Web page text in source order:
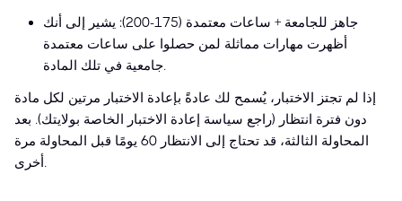
جاهز للجامعة + ساعات معتمدة (175-200): يشير إلى أنك
أظهرت مهارات مماثلة لمن حصلوا على ساعات معتمدة
جامعية في تلك المادة.
إذا لم تجتز الاختبار، يُسمح لك عادةً بإعادة الاختبار مرتين لكل مادة
دون فترة انتظار (راجع سياسة إعادة الاختبار الخاصة بولايتك). بعد
المحاولة الثالثة، قد تحتاج إلى الانتظار 60 يومًا قبل المحاولة مرة
أخرى.